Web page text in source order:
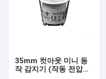
35mm 컷아웃 미니 동
작 감지기 (작동 전압